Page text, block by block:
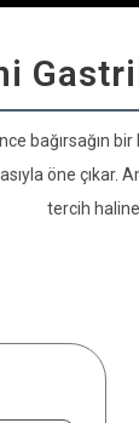
öne
tercih